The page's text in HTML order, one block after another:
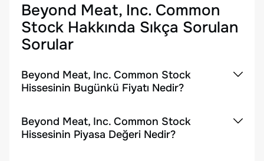
Beyond Meat, Inc. Common
Stock Hakkında Sıkça Sorulan
Sorular
Beyond Meat, Inc. Common Stock
Hissesinin Bugünkü Fiyatı Nedir?
Beyond Meat, Inc. Common Stock
Hissesinin Piyasa Değeri Nedir?